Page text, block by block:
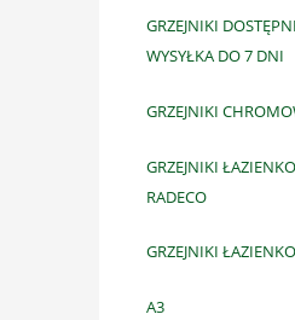
GRZEJNIKI
WYSYŁKA DO 7 DNI
GRZEJNIKI
GRZEJNIKI
RADECO
GRZEJNIKI
A3